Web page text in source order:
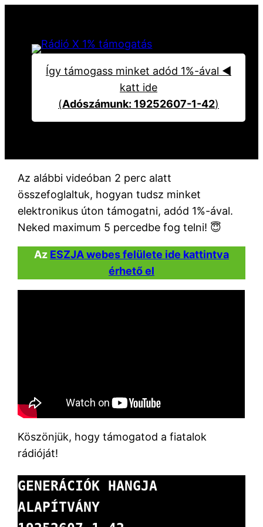
tartalomhoz
Így támogass minket adód 1%-ával ◀︎
katt ide
(Adószámunk: 19252607-1-42)
Az alábbi videóban 2 perc alatt
összefoglaltuk, hogyan tudsz minket
elektronikus úton támogatni, adód 1%-ával.
Neked maximum 5 percedbe fog telni! 😇
Az ESZJA webes felülete ide kattintva
érhető el
Köszönjük, hogy támogatod a fiatalok
rádióját!
GENERÁCIÓK HANGJA
ALAPÍTVÁNY